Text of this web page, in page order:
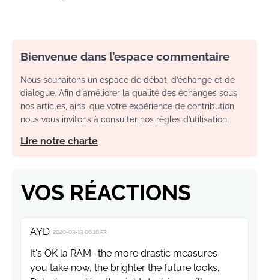
Bienvenue dans l’espace commentaire
Nous souhaitons un espace de débat, d’échange et de
dialogue. Afin d'améliorer la qualité des échanges sous
nos articles, ainsi que votre expérience de contribution,
nous vous invitons à consulter nos règles d’utilisation.
Lire notre charte
VOS RÉACTIONS
AYD 2020-03-13 06:16:53
It's OK la RAM- the more drastic measures
you take now, the brighter the future looks.